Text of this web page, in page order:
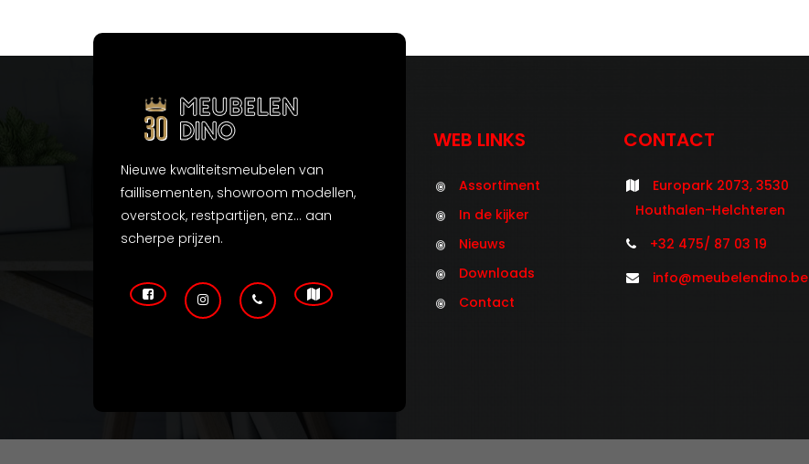
Nieuwe kwaliteitsmeubelen van
faillisementen, showroom modellen,
overstock, restpartijen, enz... aan
scherpe prijzen.
WEB LINKS
Assortiment
In de kijker
Nieuws
Downloads
Contact
CONTACT
Europark 2073, 3530
Houthalen-Helchteren
+32 475/ 87 03 19
info@meubelendino.be